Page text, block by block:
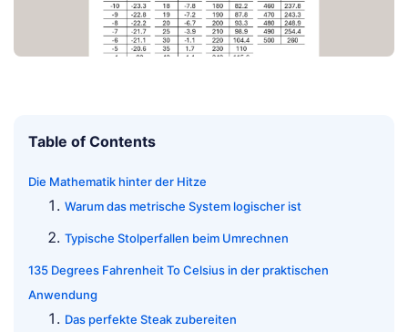
Table of Contents
Die Mathematik hinter der Hitze
Warum das metrische System logischer ist
Typische Stolperfallen beim Umrechnen
135 Degrees Fahrenheit To Celsius in der praktischen
Anwendung
Das perfekte Steak zubereiten